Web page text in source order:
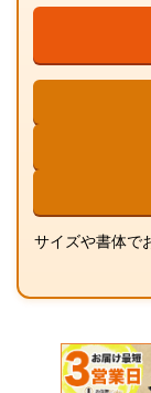
サイズや書体で